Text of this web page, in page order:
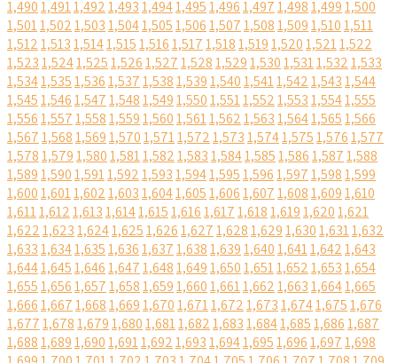
1,4901,4911,4921,4931,4941,4951,4961,4971,4981,4991,500
1,5011,5021,5031,5041,5051,5061,5071,5081,5091,5101,511
1,5121,5131,5141,5151,5161,5171,5181,5191,5201,5211,522
1,5231,5241,5251,5261,5271,5281,5291,5301,5311,5321,533
1,5341,5351,5361,5371,5381,5391,5401,5411,5421,5431,544
1,5451,5461,5471,5481,5491,5501,5511,5521,5531,5541,555
1,5561,5571,5581,5591,5601,5611,5621,5631,5641,5651,566
1,5671,5681,5691,5701,5711,5721,5731,5741,5751,5761,577
1,5781,5791,5801,5811,5821,5831,5841,5851,5861,5871,588
1,5891,5901,5911,5921,5931,5941,5951,5961,5971,5981,599
1,6001,6011,6021,6031,6041,6051,6061,6071,6081,6091,610
1,6111,6121,6131,6141,6151,6161,6171,6181,6191,6201,621
1,6221,6231,6241,6251,6261,6271,6281,6291,6301,6311,632
1,6331,6341,6351,6361,6371,6381,6391,6401,6411,6421,643
1,6441,6451,6461,6471,6481,6491,6501,6511,6521,6531,654
1,6551,6561,6571,6581,6591,6601,6611,6621,6631,6641,665
1,6661,6671,6681,6691,6701,6711,6721,6731,6741,6751,676
1,6771,6781,6791,6801,6811,6821,6831,6841,6851,6861,687
1,6881,6891,6901,6911,6921,6931,6941,6951,6961,6971,698